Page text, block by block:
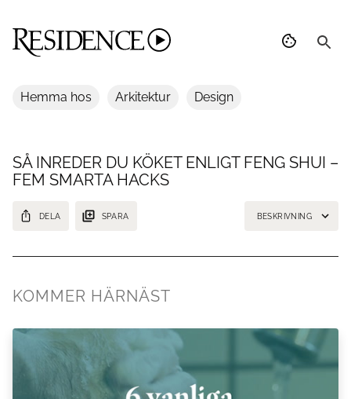
Hemma hos Arkitektur Design
SÅ INREDER DU KÖKET ENLIGT FENG SHUI –
FEM SMARTA HACKS
DELA SPARA BESKRIVNING
KOMMER HÄRNÄST